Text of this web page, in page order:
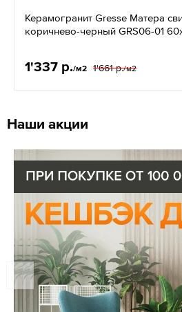
Керамогранит Gresse Матера
коричнево-черный GRS06-01
1'337 р./м2 1'661 р./м2
Наши акции